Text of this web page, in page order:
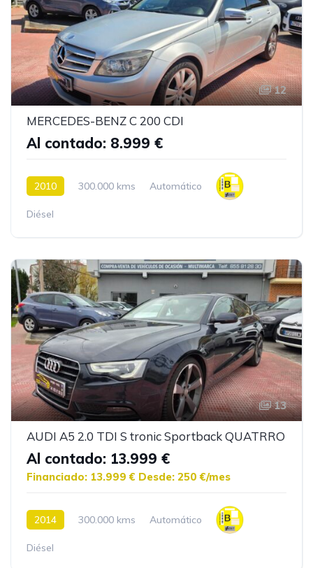
12
MERCEDES-BENZ C 200 CDI
Al contado: 8.999 €
2010 300.000 kms Automático
Diésel
13
AUDI A5 2.0 TDI S tronic Sportback QUATRRO
Al contado: 13.999 €
Financiado: 13.999 € Desde: 250 €/mes
2014 300.000 kms Automático
Diésel